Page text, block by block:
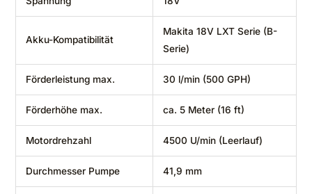
Akku-Kompatibilität
Makita 18V LXT Serie (B-
Serie)
Förderleistung max. 30 l/min (500 GPH)
Förderhöhe max. ca. 5 Meter (16 ft)
Motordrehzahl 4500 U/min (Leerlauf)
Durchmesser Pumpe 41,9 mm